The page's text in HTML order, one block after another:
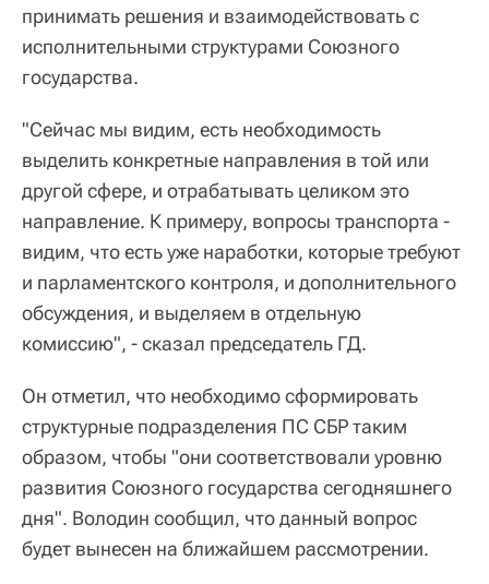
принимать решения и взаимодействовать с
исполнительными структурами Союзного
государства.
"Сейчас мы видим, есть необходимость
выделить конкретные направления в той или
другой сфере, и отрабатывать целиком это
направление. К примеру, вопросы транспорта -
видим, что есть уже наработки, которые требуют
и парламентского контроля, и дополнительного
обсуждения, и выделяем в отдельную
комиссию", - сказал председатель ГД.
Он отметил, что необходимо сформировать
структурные подразделения ПС СБР таким
образом, чтобы "они соответствовали уровню
развития Союзного государства сегодняшнего
дня". Володин сообщил, что данный вопрос
будет вынесен на ближайшем рассмотрении.